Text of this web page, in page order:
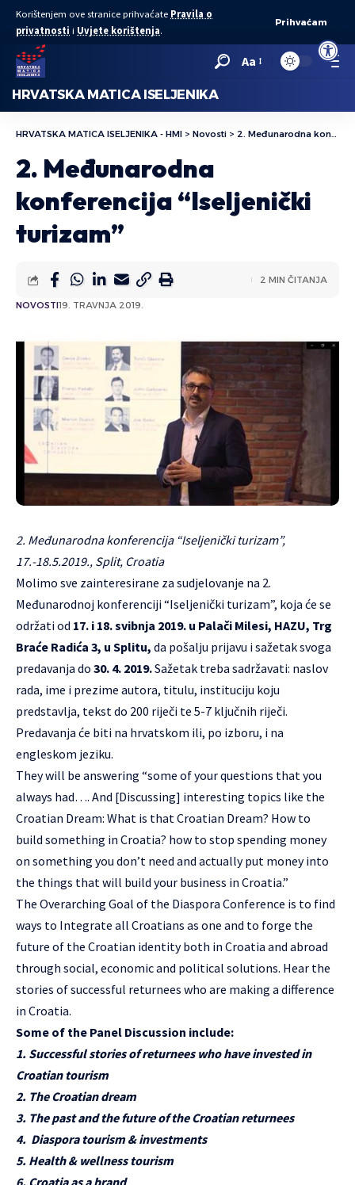
Open
Korištenjem ove stranice prihvaćate Pravila o
privatnosti i Uvjete korištenja.
Prihvaćam
Aa
HRVATSKA MATICA ISELJENIKA
HRVATSKA MATICA ISELJENIKA - HMI > Novosti > 2. Međunarodna konferencija “Iseljenički turizam”
2. Međunarodna
konferencija “Iseljenički
turizam”
NOVOSTI19. TRAVNJA 2019.
2 MIN ČITANJA
2. Međunarodna konferencija “Iseljenički turizam”,
17.-18.5.2019., Split, Croatia
Molimo sve zainteresirane za sudjelovanje na 2.
Međunarodnoj konferenciji “Iseljenički turizam”, koja će se
održati od 17. i 18. svibnja 2019. u Palači Milesi, HAZU, Trg
Braće Radića 3, u Splitu, da pošalju prijavu i sažetak svoga
predavanja do 30. 4. 2019.Sažetak treba sadržavati: naslov
rada, ime i prezime autora, titulu, instituciju koju
predstavlja, tekst do 200 riječi te 5-7 ključnih riječi.
Predavanja će biti na hrvatskom ili, po izboru, i na
engleskom jeziku.
They will be answering “some of your questions that you
always had…. And [Discussing] interesting topics like the
Croatian Dream: What is that Croatian Dream? How to
build something in Croatia? how to stop spending money
on something you don’t need and actually put money into
the things that will build your business in Croatia.”
The Overarching Goal of the Diaspora Conference is to find
ways to Integrate all Croatians as one and to forge the
future of the Croatian identity both in Croatia and abroad
through social, economic and political solutions. Hear the
stories of successful returnees who are making a difference
in Croatia.
Some of the Panel Discussion include:
1. Successful stories of returnees who have invested in
Croatian tourism
2. The Croatian dream
3. The past and the future of the Croatian returnees
4. Diaspora tourism & investments
5. Health & wellness tourism
6. Croatia as a brand